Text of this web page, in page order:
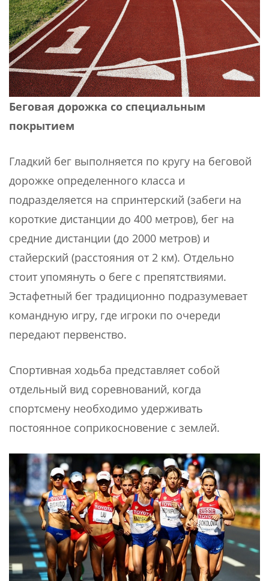
Беговая дорожка со специальным
покрытием
Гладкий бег выполняется по кругу на беговой
дорожке определенного класса и
подразделяется на спринтерский (забеги на
короткие дистанции до 400 метров), бег на
средние дистанции (до 2000 метров) и
стайерский (расстояния от 2 км). Отдельно
стоит упомянуть о беге с препятствиями.
Эстафетный бег традиционно подразумевает
командную игру, где игроки по очереди
передают первенство.
Спортивная ходьба представляет собой
отдельный вид соревнований, когда
спортсмену необходимо удерживать
постоянное соприкосновение с землей.